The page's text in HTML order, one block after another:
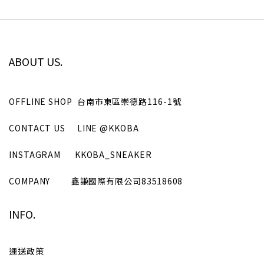
ABOUT US.
OFFLINE SHOP 台南市東區崇德路116-1號
CONTACT US LINE @KKOBA
INSTAGRAM KKOBA_SNEAKER
COMPANY 鑫謙國際有限公司83518608
INFO.
運送政策